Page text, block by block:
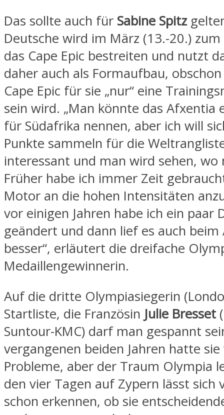
Das sollte auch für Sabine Spitz
Deutsche wird im März (13.-20.)
das Cape Epic bestreiten und nutzt
daher auch als Formaufbau,
Cape Epic für sie „nur“ eine
sein wird. „Man könnte das Afxentia
für Südafrika nennen, aber ich will
Punkte sammeln für die
interessant und man wird sehen, wo
Früher habe ich immer Zeit
Motor an die hohen Intensitäten
vor einigen Jahren habe ich ein paar
geändert und dann lief es auch
besser“, erläutert die dreifache
Medaillengewinnerin.
Auf die dritte Olympiasiegerin
Startliste, die Französin Julie Bresset
Suntour-KMC) darf man gespannt
vergangenen beiden Jahren hatte
Probleme, aber der Traum Olympia
den vier Tagen auf Zypern lässt sich
schon erkennen, ob sie